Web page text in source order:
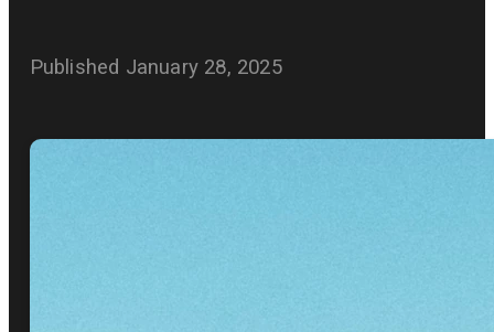
Published January 28, 2025